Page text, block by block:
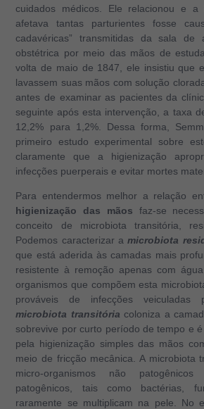
cuidados médicos. Ele relacionou e a
afetava tantas parturientes fosse
cadavéricas” transmitidas da sala
obstétrica por meio das mãos de
volta de maio de 1847, ele insistiu que
lavassem suas mãos com solução
antes de examinar as pacientes da
seguinte após esta intervenção, a taxa
12,2% para 1,2%. Dessa forma,
primeiro estudo experimental sobre
claramente que a higienização
infecções puerperais e evitar mortes
Para entendermos melhor a relação
higienização das mãos faz-se
conceito de microbiota transitória,
Podemos caracterizar amicrobiota
que está aderida às camadas mais
resistente à remoção apenas com
organismos que compõem esta
prováveis de infecções
microbiota transitória coloniza a
sobrevive por curto período de tempo e
pela higienização simples das mãos
meio de fricção mecânica. A microbiota
micro-organismos não patogênicos
patogênicos, tais como bactérias,
raramente se multiplicam na pele. No